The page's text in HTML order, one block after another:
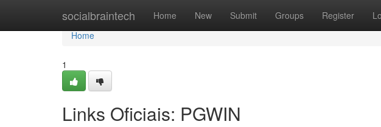
socialbraintech Home New Submit Groups Register
Home
Home
1
Links Oficiais: PGWIN